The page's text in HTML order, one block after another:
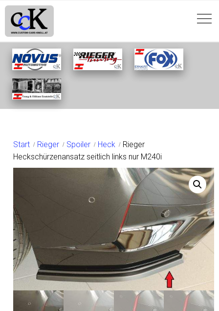
SHOP
Start Rieger Spoiler Heck
Rieger
Heckschürzenansatz seitlich links nur M240i